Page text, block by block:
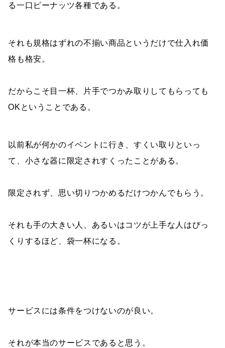
る一口ピーナッツ各種である。
それも規格はずれの不揃い商品というだけで仕入れ価
格も格安。
だからこそ目一杯、片手でつかみ取りしてもらっても
OKということである。
以前私が何かのイベントに行き、すくい取りといっ
て、小さな器に限定されすくったことがある。
限定されず、思い切りつかめるだけつかんでもらう。
それも手の大きい人、あるいはコツが上手な人はびっ
くりするほど、袋一杯になる。
サービスには条件をつけないのが良い。
それが本当のサービスであると思う。